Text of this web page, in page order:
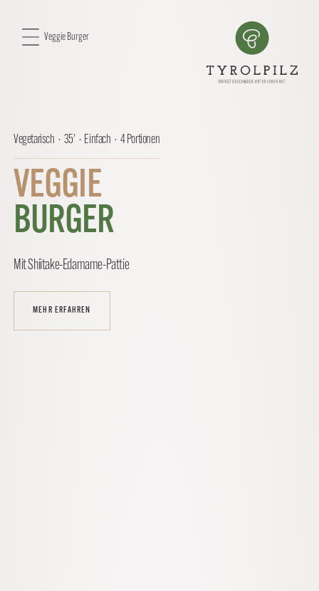
Vegetarisch · 35' · Einfach · 4 Portionen
VEGGIE
BURGER
Mit Shiitake-Edamame-Pattie
MEHR ERFAHREN